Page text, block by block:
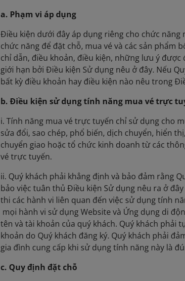
a. Phạm vi áp dụng
Điều kiện dưới đây áp dụng riêng cho chức
chức năng để đặt chỗ, mua vé và các sản phẩm
chỉ dẫn, điều khoản, điều kiện, những lưu ý
giới hạn bởi Điều kiện Sử dụng nêu ở đây. Nếu
bất kỳ điều khoản hay điều kiện nào nêu trong
b. Điều kiện sử dụng tính năng mua vé trực
i. Tính năng mua vé trực tuyến chỉ sử dụng cho
sửa đổi, sao chép, phổ biến, dịch chuyển, hiển
chuyển giao hoặc tổ chức kinh doanh từ các
vé trực tuyến.
ii. Quý khách phải khẳng định và bảo đảm rằng
bảo việc tuân thủ Điều kiện Sử dụng nêu ra ở
thi các hành vi liên quan đến việc sử dụng tính
mọi hành vi sử dụng Website và Ứng dụng di
tên và tài khoản của quý khách. Quý khách
khoản do Quý khách đăng ký. Quý khách phải
gia đình cung cấp khi sử dụng tính năng này là
c. Quy định đặt chỗ